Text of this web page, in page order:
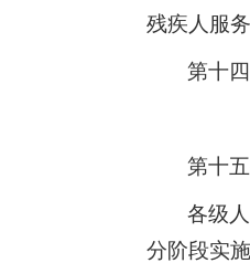
残疾人服
第十
第十
各级
分阶段实